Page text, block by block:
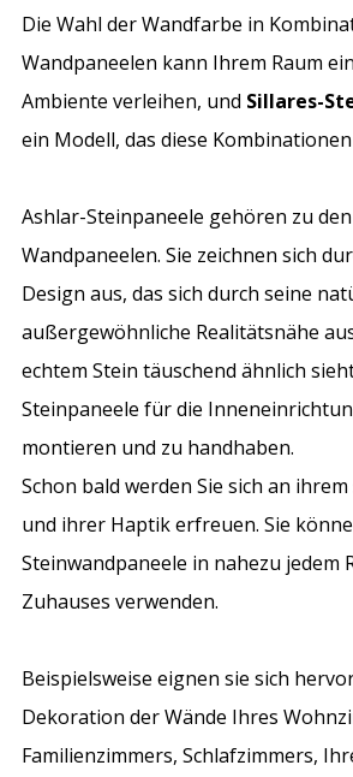
Die Wahl der Wandfarbe in
Wandpaneelen kann Ihrem Raum
Ambiente verleihen, und Sillares-
ein Modell, das diese
Ashlar-Steinpaneele gehören zu
Wandpaneelen. Sie zeichnen sich
Design aus, das sich durch seine
außergewöhnliche Realitätsnähe
echtem Stein täuschend ähnlich
Steinpaneele für die
montieren und zu handhaben.
Schon bald werden Sie sich an
und ihrer Haptik erfreuen. Sie
Steinwandpaneele in nahezu jedem
Zuhauses verwenden.
Beispielsweise eignen sie sich
Dekoration der Wände Ihres
Familienzimmers, Schlafzimmers,